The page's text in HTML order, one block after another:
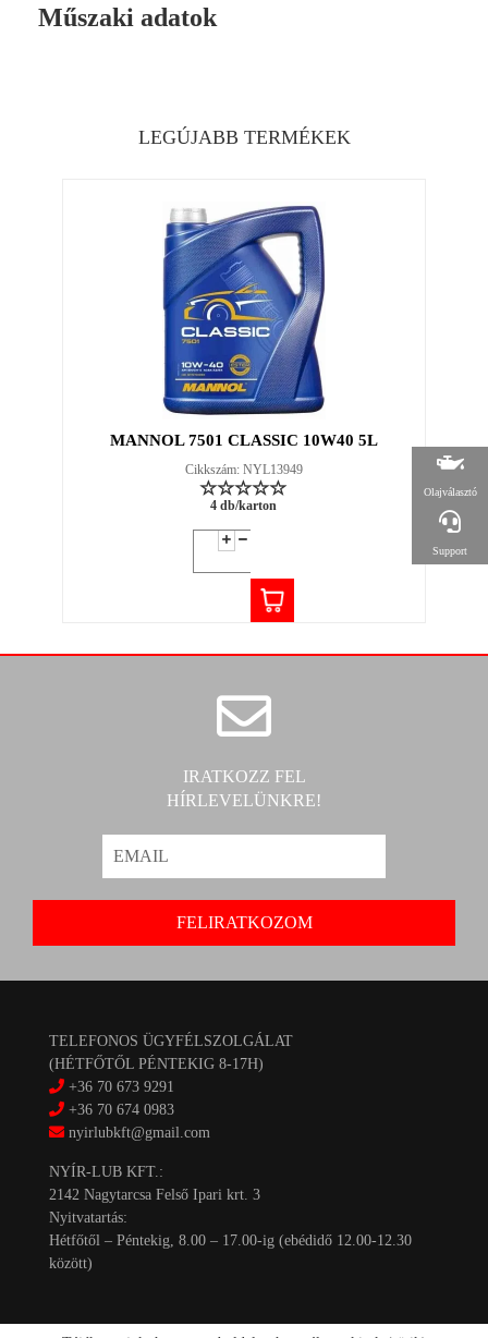
Műszaki adatok
LEGÚJABB TERMÉKEK
MANNOL 7501 CLASSIC 10W40 5L
Cikkszám: NYL13949
4 db/karton
IRATKOZZ FEL
HÍRLEVELÜNKRE!
TELEFONOS ÜGYFÉLSZOLGÁLAT
(HÉTFŐTŐL PÉNTEKIG 8-17H)
+36 70 673 9291
+36 70 674 0983
nyirlubkft@gmail.com
NYÍR-LUB KFT.:
2142 Nagytarcsa Felső Ipari krt. 3
Nyitvatartás:
Hétfőtől – Péntekig, 8.00 – 17.00-ig (ebédidő 12.00-12.30
között)
Olajválasztó
Support